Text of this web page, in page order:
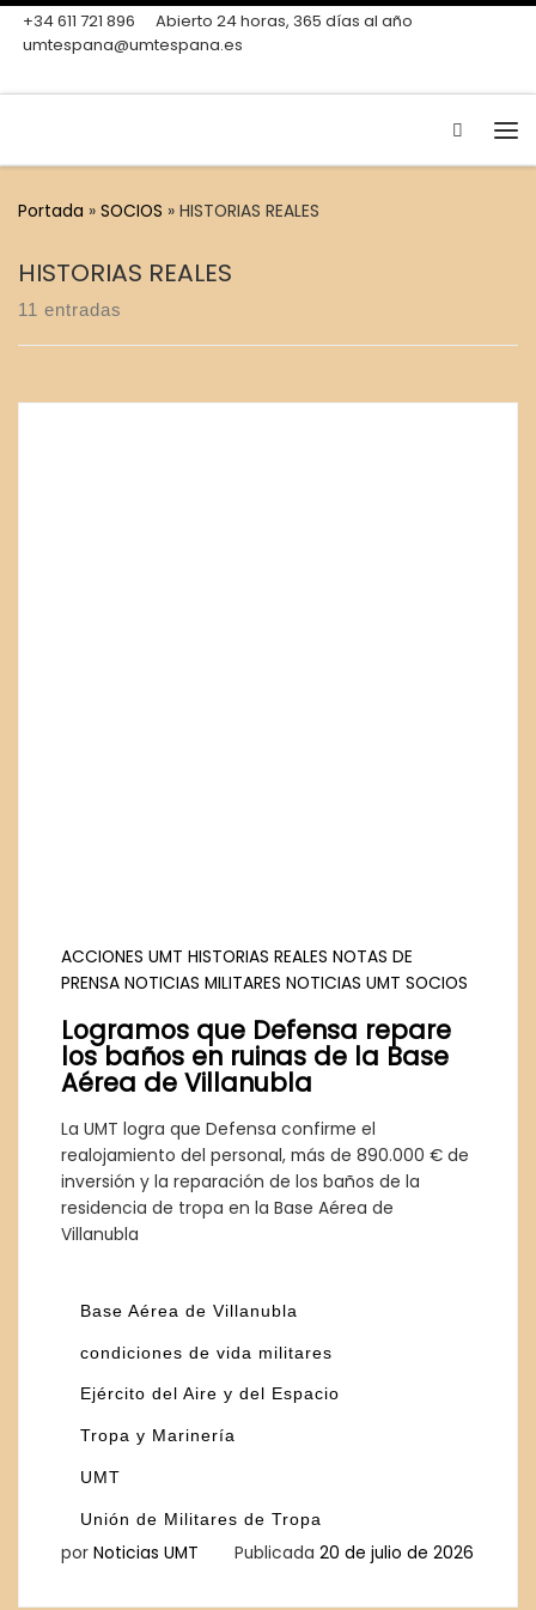
Skip to content
+34 611 721 896
Abierto 24 horas, 365 días al año
umtespana@umtespana.es
Search
Portada » SOCIOS » HISTORIAS REALES
HISTORIAS REALES
11 entradas
ACCIONES UMT HISTORIAS REALES NOTAS DE
PRENSA NOTICIAS MILITARES NOTICIAS UMT SOCIOS
Logramos que Defensa repare
los baños en ruinas de la Base
Aérea de Villanubla
La UMT logra que Defensa confirme el
realojamiento del personal, más de 890.000 € de
inversión y la reparación de los baños de la
residencia de tropa en la Base Aérea de
Villanubla
Base Aérea de Villanubla
condiciones de vida militares
Ejército del Aire y del Espacio
Tropa y Marinería
UMT
Unión de Militares de Tropa
por Noticias UMT Publicada 20 de julio de 2026